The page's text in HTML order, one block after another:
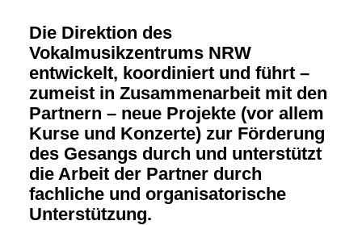
Die Direktion des
Vokalmusikzentrums NRW
entwickelt, koordiniert und führt –
zumeist in Zusammenarbeit mit den
Partnern – neue Projekte (vor allem
Kurse und Konzerte) zur Förderung
des Gesangs durch und unterstützt
die Arbeit der Partner durch
fachliche und organisatorische
Unterstützung.